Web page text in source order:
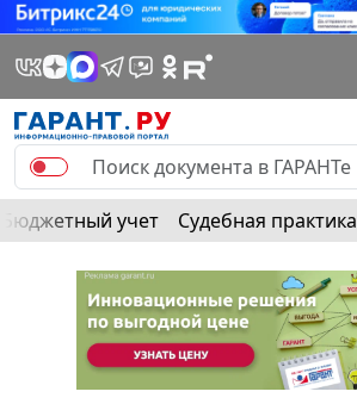
Бюджетный учет Судебная практика